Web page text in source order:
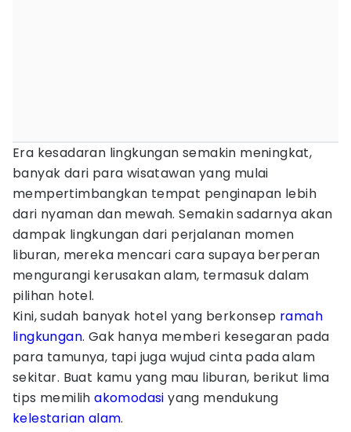
Era kesadaran lingkungan semakin meningkat,
banyak dari para wisatawan yang mulai
mempertimbangkan tempat penginapan lebih
dari nyaman dan mewah. Semakin sadarnya akan
dampak lingkungan dari perjalanan momen
liburan, mereka mencari cara supaya berperan
mengurangi kerusakan alam, termasuk dalam
pilihan hotel.
Kini, sudah banyak hotel yang berkonsep ramah
lingkungan. Gak hanya memberi kesegaran pada
para tamunya, tapi juga wujud cinta pada alam
sekitar. Buat kamu yang mau liburan, berikut lima
tips memilihakomodasi yang mendukung
kelestarian alam.